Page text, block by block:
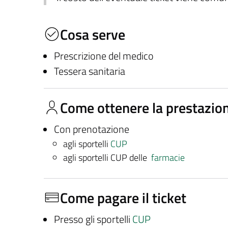
Cosa serve
Prescrizione del medico
Tessera sanitaria
Come ottenere la
Con prenotazione
agli sportelli CUP
agli sportelli CUP delle farmacie
Come pagare il ticket
Presso gli sportelli CUP